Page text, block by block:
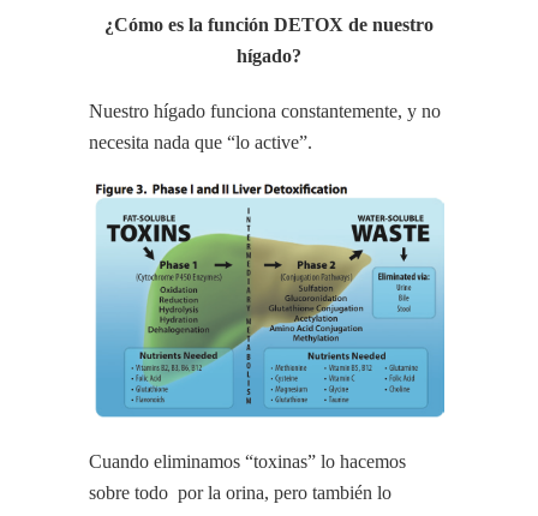
¿Cómo es la función DETOX de nuestro
hígado?
Nuestro hígado funciona constantemente, y no
necesita nada que “lo active”.
Cuando eliminamos “toxinas” lo hacemos
sobre todo por la orina, pero también lo